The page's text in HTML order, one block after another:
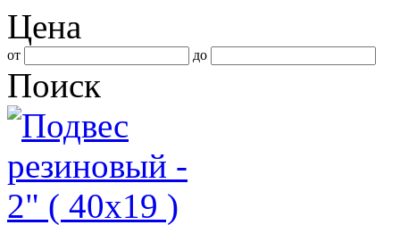
Цена
от до
Поиск